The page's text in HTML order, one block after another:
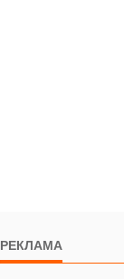
РЕКЛАМА